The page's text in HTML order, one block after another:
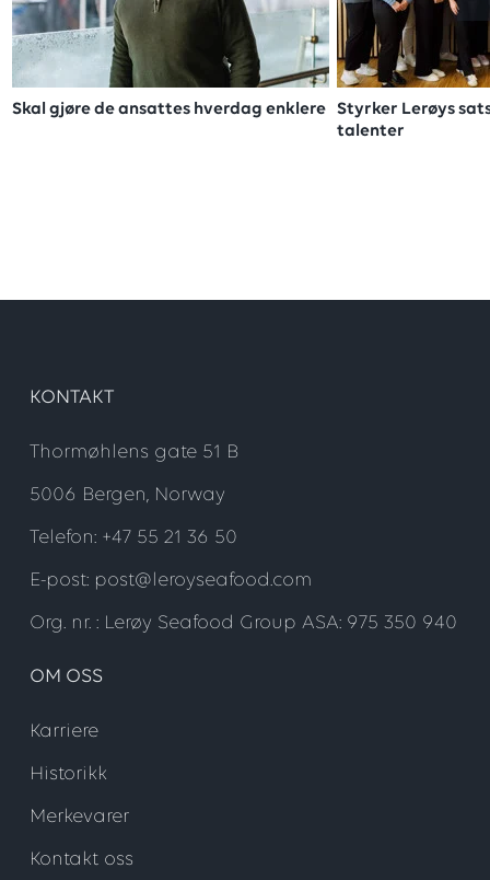
Skal gjøre de ansattes hverdag enklere
Styrker Lerøys
talenter
KONTAKT
Thormøhlens gate 51 B
5006 Bergen, Norway
Telefon: +47 55 21 36 50
E-post: post@leroyseafood.com
Org. nr. : Lerøy Seafood Group ASA: 975 350 940
OM OSS
Karriere
Historikk
Merkevarer
Kontakt oss